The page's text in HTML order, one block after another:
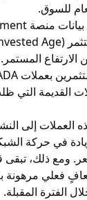
للسوق.
الارتفاع
القديمة التي
العملات إلى
في حركة
ومع ذلك، تبقى
فعلي مرهونة
الفترة المقبلة.